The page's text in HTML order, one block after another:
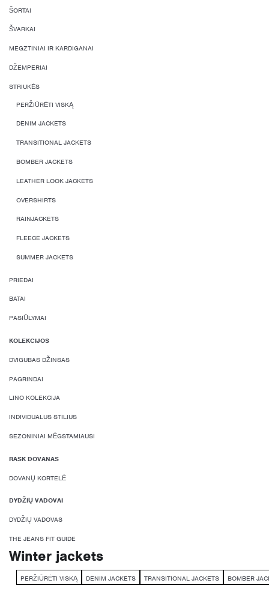
ŠORTAI
ŠVARKAI
MEGZTINIAI IR KARDIGANAI
DŽEMPERIAI
STRIUKĖS
PERŽIŪRĖTI VISKĄ
DENIM JACKETS
TRANSITIONAL JACKETS
BOMBER JACKETS
LEATHER LOOK JACKETS
OVERSHIRTS
RAINJACKETS
FLEECE JACKETS
SUMMER JACKETS
PRIEDAI
BATAI
PASIŪLYMAI
KOLEKCIJOS
DVIGUBAS DŽINSAS
PAGRINDAI
LINO KOLEKCIJA
INDIVIDUALUS STILIUS
SEZONINIAI MĖGSTAMIAUSI
RASK DOVANAS
DOVANŲ KORTELĖ
DYDŽIŲ VADOVAI
DYDŽIŲ VADOVAS
THE JEANS FIT GUIDE
Winter jackets
PERŽIŪRĖTI VISKĄ DENIM JACKETS TRANSITIONAL JACKETS BOMBER